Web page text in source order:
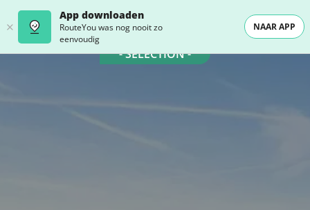
App downloaden
RouteYou was nog nooit zo
eenvoudig
NAAR APP
- SELECTION -